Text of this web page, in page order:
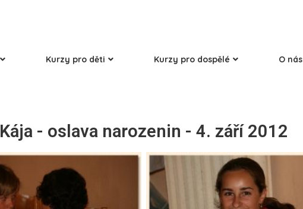
Kurzy pro děti Kurzy pro dospělé O nás
Kája - oslava narozenin - 4. září 2012